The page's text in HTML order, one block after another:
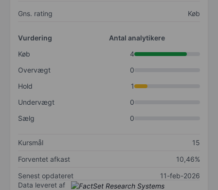
Gns. rating Køb
Vurdering
Antal analytikere
Køb
4
Overvægt
0
Hold
1
Undervægt
0
Sælg
0
Kursmål
15
Forventet afkast
10,46%
Senest opdateret
11-feb-2026
Data leveret af